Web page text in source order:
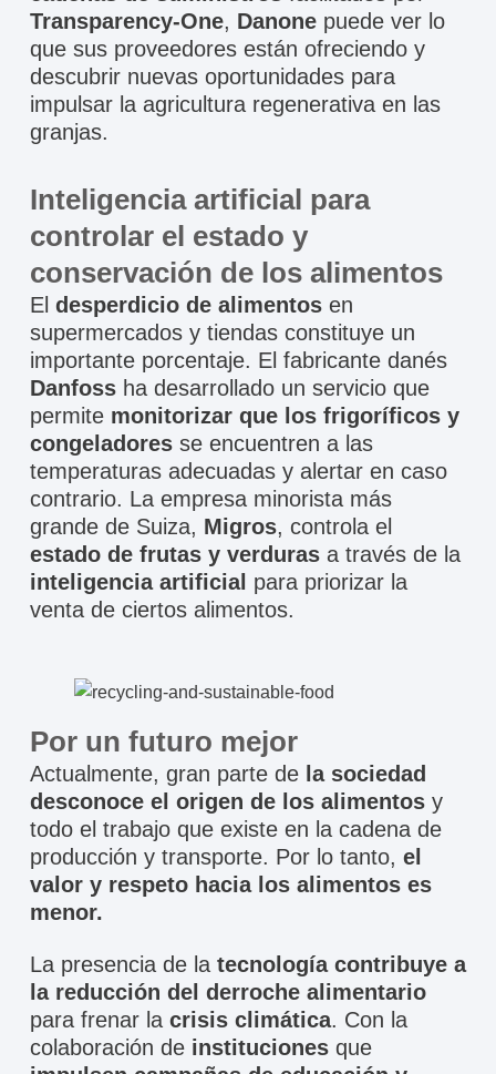
Transparency-One, Danonepuede ver lo
que sus proveedores están ofreciendo y
descubrir nuevas oportunidades para
impulsar la agricultura regenerativa en las
granjas.
Inteligencia artificial para
controlar el estado y
conservación de los alimentos
El desperdicio de alimentosen
supermercados y tiendas constituye un
importante porcentaje. El fabricante danés
Danfoss ha desarrollado un servicio que
permite monitorizar que los frigoríficos y
congeladoresse encuentren a las
temperaturas adecuadas y alertar en caso
contrario. La empresa minorista más
grande de Suiza, Migros, controla el
estado de frutas y verdurasa través de la
inteligencia artificial para priorizar la
venta de ciertos alimentos.
Por un futuro mejor
Actualmente, gran parte de la sociedad
desconoce el origen de los alimentosy
todo el trabajo que existe en la cadena de
producción y transporte. Por lo tanto, el
valor y respeto hacia los alimentos es
menor.
La presencia de la tecnología contribuye a
la reducción del derroche alimentario
para frenar la crisis climática. Con la
colaboración de institucionesque